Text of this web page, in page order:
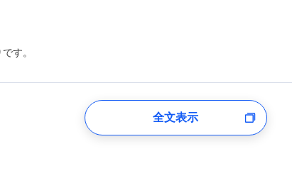
す。
のあるもしくは委託を受けている保険会社・提携会社の保険
れらに付帯、関連する当社および提携会社のサービスを案内、
全文表示